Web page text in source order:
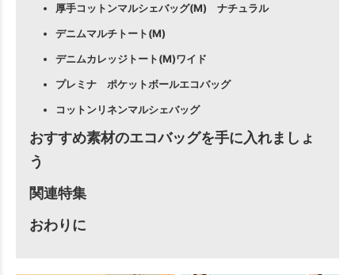
厚手コットンマルシェバッグ(M) ナチュラル
デニムマルチトート(M)
デニムカレッジトート(M)ワイド
プレミナ ポケットボールエコバッグ
コットンリネンマルシェバッグ
おすすめ素材のエコバッグを手に入れましょ
う
関連特集
おわりに